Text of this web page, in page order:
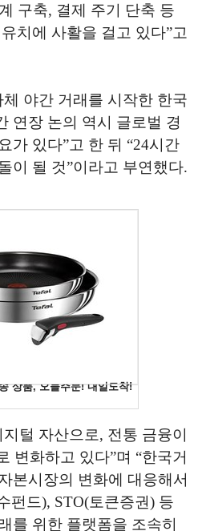
구축, 결제 주기 단축 등
치에 사활을 걸고 있다”고
야간 거래를 시작한 한국
연장 논의 역시 글로벌 경
가 있다”고 한 뒤 “24시간
이 될 것”이라고 부연했다.
털 자산으로, 전통 금융이
변화하고 있다”며 “한국거
본시장의 변화에 대응해서
펀드), STO(토큰증권) 등
를 위한 플랫폼을 조속히